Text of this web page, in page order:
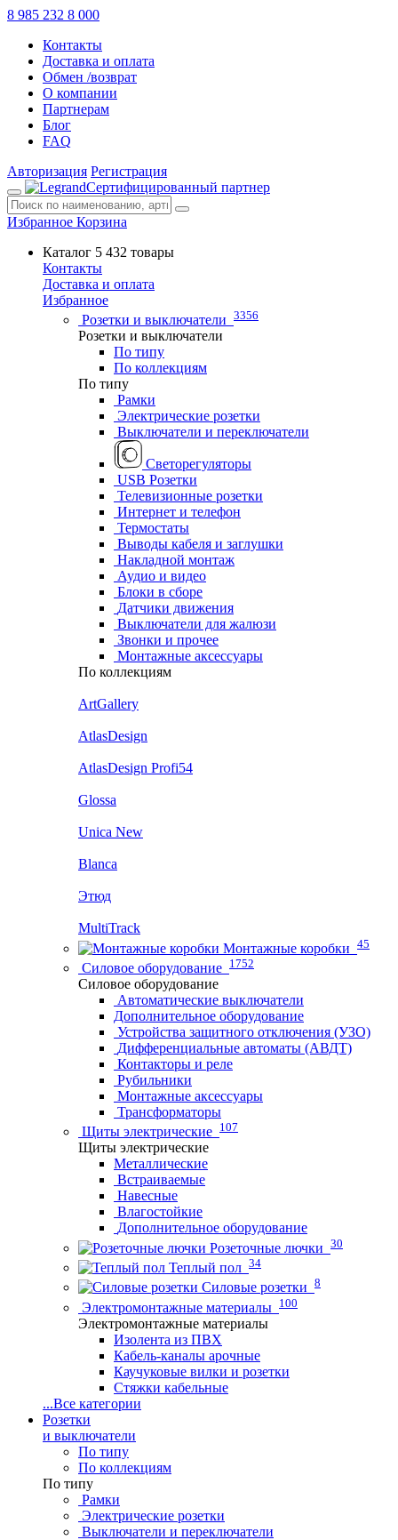
8 985 232 8 000
Контакты
Доставка и оплата
Обмен /возврат
О компании
Партнерам
Блог
FAQ
Авторизация Регистрация
Сертифицированный партнер
Избранное Корзина
Каталог 5 432 товары
Контакты
Доставка и оплата
Избранное
Розетки и выключатели 3356
Розетки и выключатели
По типу
По коллекциям
По типу
Рамки
Электрические розетки
Выключатели и переключатели
Светорегуляторы
USB Розетки
Телевизионные розетки
Интернет и телефон
Термостаты
Выводы кабеля и заглушки
Накладной монтаж
Аудио и видео
Блоки в сборе
Датчики движения
Выключатели для жалюзи
Звонки и прочее
Монтажные аксессуары
По коллекциям
ArtGallery
AtlasDesign
AtlasDesign Profi54
Glossa
Unica New
Blanca
Этюд
MultiTrack
Монтажные коробки 45
Силовое оборудование 1752
Силовое оборудование
Автоматические выключатели
Дополнительное оборудование
Устройства защитного отключения (УЗО)
Дифференциальные автоматы (АВДТ)
Контакторы и реле
Рубильники
Монтажные аксессуары
Трансформаторы
Щиты электрические 107
Щиты электрические
Металлические
Встраиваемые
Навесные
Влагостойкие
Дополнительное оборудование
Розеточные лючки 30
Теплый пол 34
Силовые розетки 8
Электромонтажные материалы 100
Электромонтажные материалы
Изолента из ПВХ
Кабель-каналы арочные
Каучуковые вилки и розетки
Стяжки кабельные
...Все категории
Розетки
и выключатели
По типу
По коллекциям
По типу
Рамки
Электрические розетки
Выключатели и переключатели